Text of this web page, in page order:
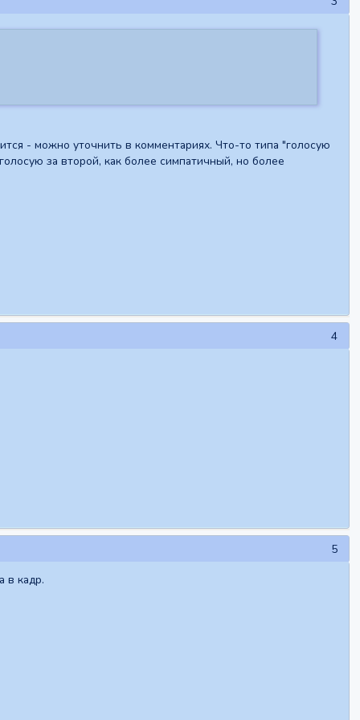
- можно уточнить в комментариях. Что-то типа "голосую
за второй, как более симпатичный, но более
4
5
в кадр.